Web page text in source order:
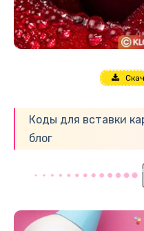
Коды для вставки
блог